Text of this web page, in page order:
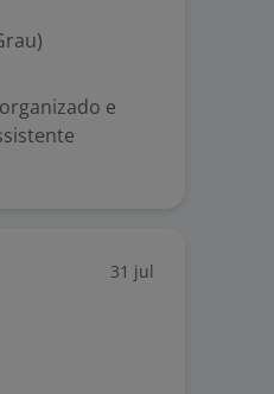
e
31 jul